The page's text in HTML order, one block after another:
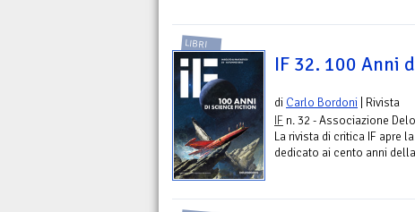
LIBRI
IF 32. 100 Anni
di Carlo Bordoni | Rivista
IF n. 32 - Associazione
La rivista di critica IF apre
dedicato ai cento anni